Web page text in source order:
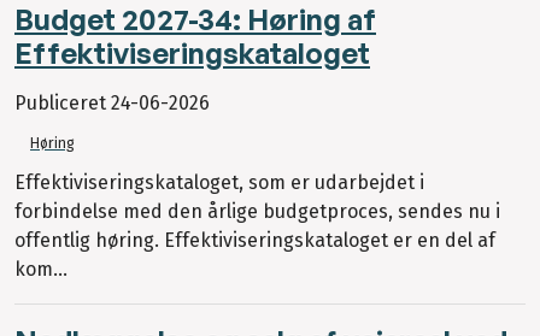
Budget 2027-34: Høring af
Effektiviseringskataloget
Publiceret 24-06-2026
Høring
Effektiviseringskataloget, som er udarbejdet i
forbindelse med den årlige budgetproces, sendes nu i
offentlig høring. Effektiviseringskataloget er en del af
kom...